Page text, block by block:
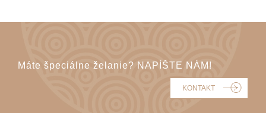
Máte špeciálne želanie? NAPÍŠTE NÁM!
KONTAKT